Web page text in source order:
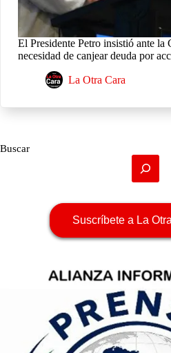
El Presidente Petro insistió ante la
necesidad de canjear deuda por
La Otra Cara
Buscar
Suscríbete a La